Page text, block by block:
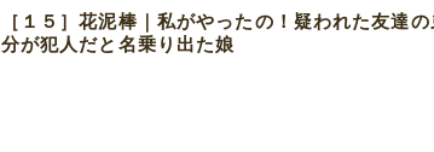
［１５］花泥棒｜私がやったの！疑われた友達
分が犯人だと名乗り出た娘